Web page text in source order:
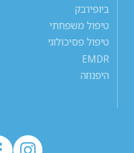
ביופידבק
טיפול משפחתי
טיפול פסיכולוגי
EMDR
היפנוזה